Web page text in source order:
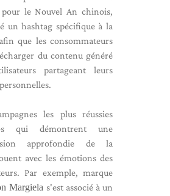
le Nouvel An chinois,
un hashtag spécifique à la
que les consommateurs
du contenu généré
partageant leurs
les plus réussies
qui démontrent une
approfondie de la
avec les émotions des
Par exemple, marque
Margiela s'est associé à un